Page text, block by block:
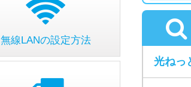
無線LANの設定方法
光ねっ